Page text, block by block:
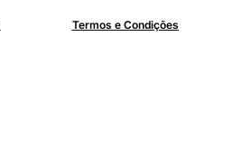
Termos e Condições